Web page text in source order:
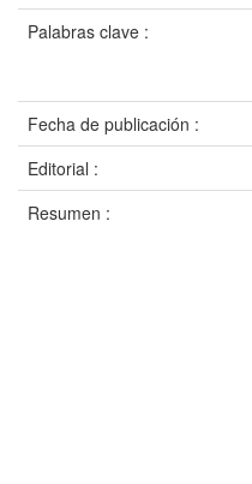
Palabras clave :
Fecha de publicación :
Editorial :
Resumen :